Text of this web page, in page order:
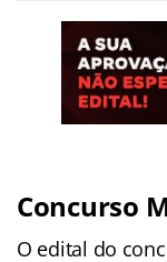
Concurso
O edital do